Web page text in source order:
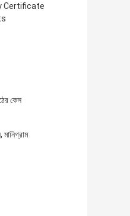
Certificate
কেস